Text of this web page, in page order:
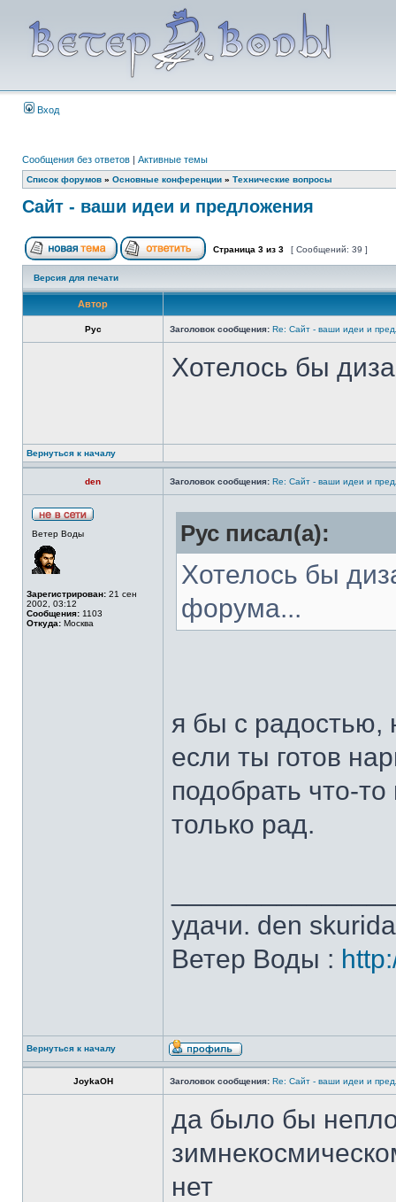
Вход
Сообщения без ответов | Активные темы
Список форумов » Основные конференции » Технические вопросы
Сайт - ваши идеи и предложения
Страница 3 из 3 [ Сообщений: 39 ]
Версия для печати
Автор
Рус Заголовок сообщения: Re: Сайт - ваши идеи и
Хотелось бы
Вернуться к началу
den Заголовок сообщения: Re: Сайт - ваши идеи и
Ветер Воды
Зарегистрирован: 21 сен
2002, 03:12
Сообщения: 1103
Откуда: Москва
Рус писал(а):
Хотелось бы
форума...
я бы с радостью,
если ты готов
подобрать что-
только рад.
удачи. den
Ветер Воды :
Вернуться к началу
JoykaOH Заголовок сообщения: Re: Сайт - ваши идеи и
да было бы
нет